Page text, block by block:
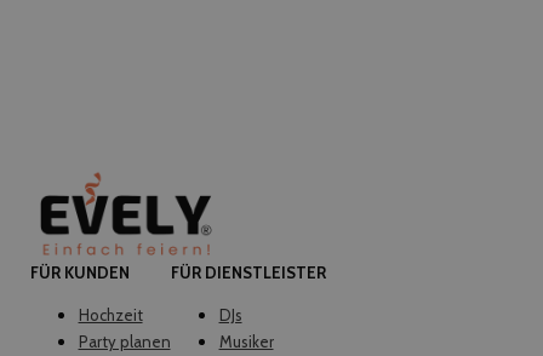
FÜR KUNDEN
Hochzeit
Party planen
FÜR DIENSTLEISTER
DJs
Musiker